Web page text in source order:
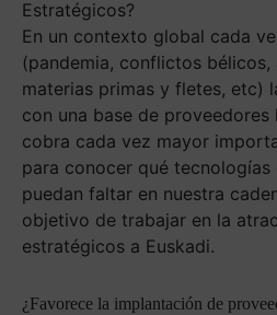
Estratégicos?
En un contexto global cada
(pandemia, conflictos
materias primas y fletes, etc)
con una base de
cobra cada vez mayor
para conocer qué
puedan faltar en nuestra
objetivo de trabajar en la
estratégicos a Euskadi.
¿Favorece la implantación de